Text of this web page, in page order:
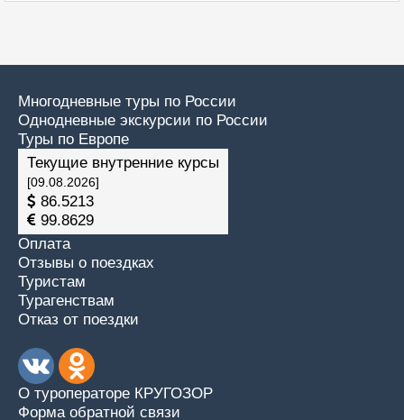
Многодневные туры по России
Однодневные экскурсии по России
Туры по Европе
Текущие внутренние курсы
[09.08.2026]
86.5213
99.8629
Оплата
Отзывы о поездках
Туристам
Турагенствам
Отказ от поездки
О туроператоре КРУГОЗОР
Форма обратной связи